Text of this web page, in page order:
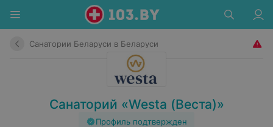
Санатории Беларуси в Беларуси
Санаторий «Westa (Веста)»
Профиль подтвержден